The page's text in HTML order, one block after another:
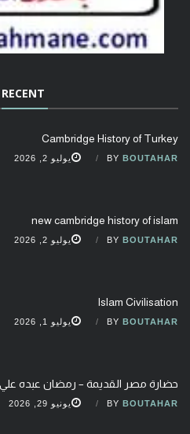
RECENT
Cambridge History of Turkey
BY BOUTAHAR يوليو 2, 2026
new cambridge history of islam
BY BOUTAHAR يوليو 2, 2026
Islam Civilisation
BY BOUTAHAR يوليو 1, 2026
حضارة مصر القديمة – رمضان عبده علي
BY BOUTAHAR يونيو 29, 2026